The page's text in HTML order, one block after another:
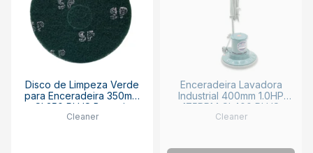
Disco de Limpeza Verde
para Enceradeira 350mm
CL350 PLUS Bettanin
043051.0 CLEANER
Cleaner
Enceradeira Lavadora
Industrial 400mm 1.0HP
175RPM CL400 PLUS
CLEANER
Cleaner